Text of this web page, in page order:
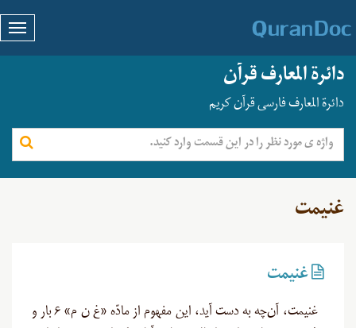
دائرة المعارف قرآن
دائرة المعارف فارسی قرآن کریم
غنيمت
غنيمت
غنیمت، آن‌چه به دست آید، این مفهوم از مادّه «غ ن م» ۶ بار و